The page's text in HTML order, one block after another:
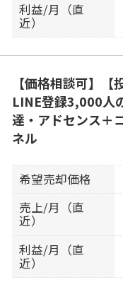
利益/月（直
近）
【価格相談可】
LINE登録3,000人
達・アドセンス＋
ネル
希望売却価格
売上/月（直
近）
利益/月（直
近）